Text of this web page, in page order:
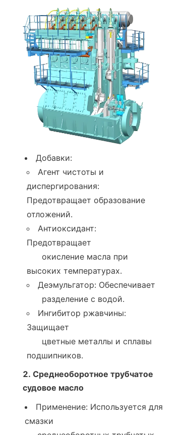
Добавки:
Агент чистоты и
диспергирования:
Предотвращает образование
отложений.
Антиоксидант:
Предотвращает
высоких температурах.
Деэмульгатор: Обеспечивает
      разделение с водой.
Ингибитор ржавчины:
Защищает
подшипников.
2. Среднеоборотное трубчатое
судовое масло
Применение: Используется для
смазки